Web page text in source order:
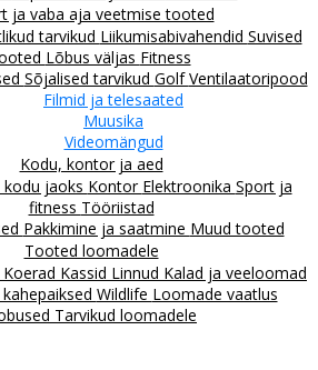
ja vaba aja veetmise tooted
tarvikud Liikumisabivahendid Suvised
Lõbus väljas Fitness
Sõjalised tarvikud GolfVentilaatoripood
Filmid ja telesaated
Muusika
Videomängud
Kodu, kontor ja aed
kodu jaoks Kontor Elektroonika Sport ja
fitness Tööriistad
Pakkimine ja saatmine Muud tooted
Tooted loomadele
Koerad Kassid Linnud Kalad ja veeloomad
Wildlife Loomade vaatlus
Tarvikud loomadele